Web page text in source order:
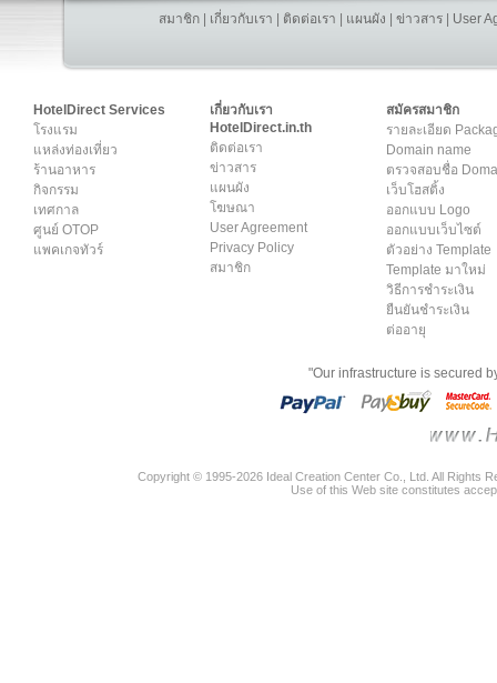
สมาชิก เกี่ยวกับเรา ติดต่อเรา แผนผัง ข่าวสาร User
HotelDirect Services
โรงแรม
แหล่งท่องเที่ยว
ร้านอาหาร
กิจกรรม
เทศกาล
ศูนย์ OTOP
แพคเกจทัวร์
เกี่ยวกับเรา
HotelDirect.in.th
ติดต่อเรา
ข่าวสาร
แผนผัง
โฆษณา
User Agreement
Privacy Policy
สมาชิก
สมัครสมาชิก
รายละเอียด
Domain name
ตรวจสอบชื่อ
เว็บโฮสติ้ง
ออกแบบ Logo
ออกแบบเว็บไซต์
ตัวอย่าง Template
Template มาใหม่
วิธีการชำระเงิน
ยืนยันชำระเงิน
ต่ออายุ
"Our infrastructure is secured
Copyright © 1995-2026 Ideal Creation Center Co., Ltd. All Rights
Use of this Web site constitutes